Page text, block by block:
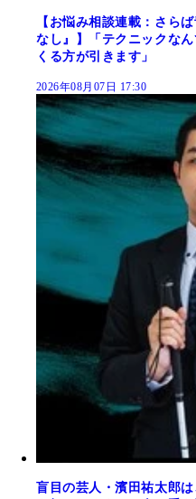
【お悩み相談連載：さら
なし』】「テクニックな
くる方が引きます」
2026年08月07日 17:30
盲目の芸人・濱田祐太郎